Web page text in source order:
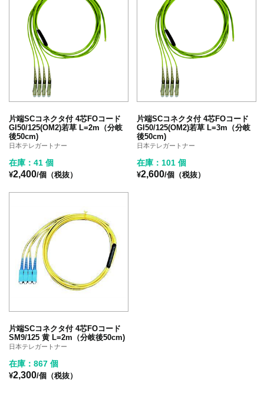
片端SCコネクタ付 4芯FOコード
GI50/125(OM2)若草 L=2m（分岐
後50cm)
日本テレガートナー
在庫：41 個
¥2,400/個（税抜）
片端SCコネクタ付 4芯FOコード
GI50/125(OM2)若草 L=3m（分岐
後50cm)
日本テレガートナー
在庫：101 個
¥2,600/個（税抜）
片端SCコネクタ付 4芯FOコード
SM9/125 黄 L=2m（分岐後50cm)
日本テレガートナー
在庫：867 個
¥2,300/個（税抜）